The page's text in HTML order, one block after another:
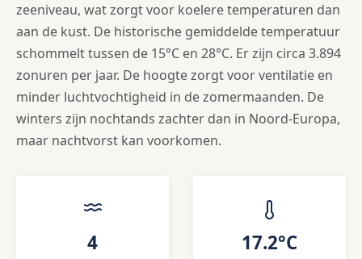
zeeniveau, wat zorgt voor koelere temperaturen dan
aan de kust. De historische gemiddelde temperatuur
schommelt tussen de 15°C en 28°C. Er zijn circa 3.894
zonuren per jaar. De hoogte zorgt voor ventilatie en
minder luchtvochtigheid in de zomermaanden. De
winters zijn nochtands zachter dan in Noord-Europa,
maar nachtvorst kan voorkomen.
4 17.2°C